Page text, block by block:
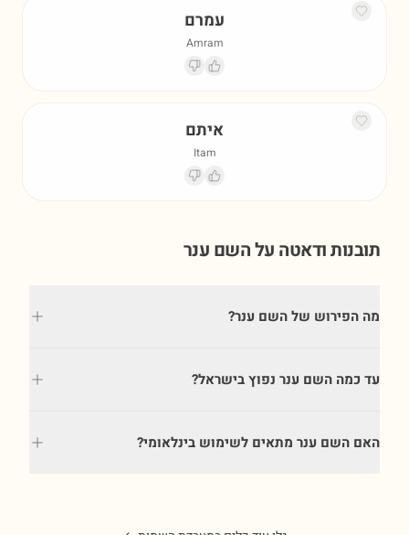
עמרם
Amram
איתם
Itam
תובנות ודאטה על השם ענר
מה הפירוש של השם ענר?
עד כמה השם ענר נפוץ בישראל?
האם השם ענר מתאים לשימוש בינלאומי?